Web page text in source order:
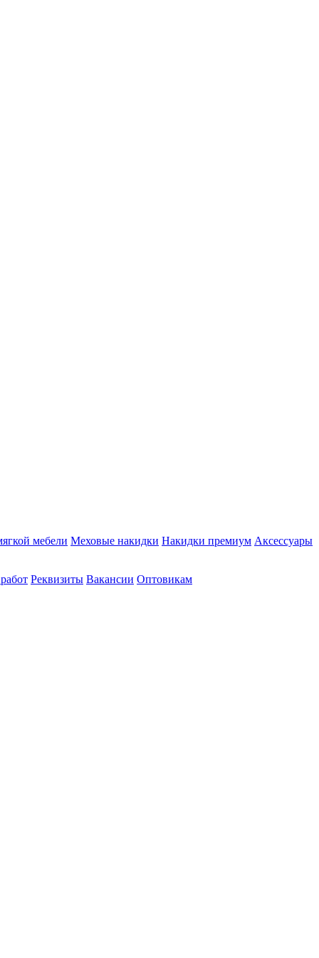
мебели Меховые накидки Накидки премиум Аксессуары
Реквизиты Вакансии Оптовикам